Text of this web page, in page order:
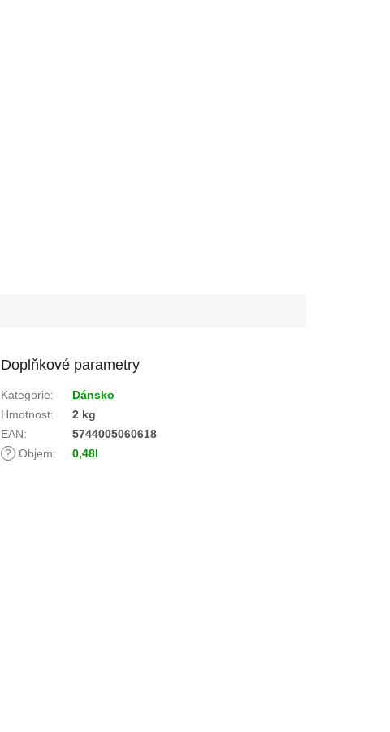
Doplňkové parametry
Kategorie:
Dánsko
Hmotnost:
2 kg
EAN:
5744005060618
? Objem: 0,48l